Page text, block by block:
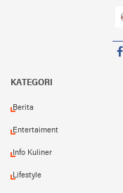
KATEGORI
Berita
Entertaiment
Info Kuliner
Lifestyle